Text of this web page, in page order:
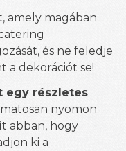
amely magában
és ne feledje
a dekorációt se!
egy részletes
nyomon
abban, hogy
ki a